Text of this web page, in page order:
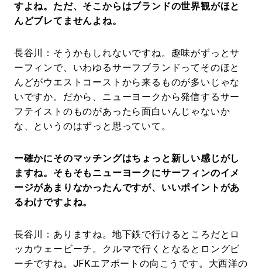
すよね。ただ、そこからはブランドの世界観がほと
んどブレてませんよね。
長谷川：そうかもしれないですね。趣味がずっとサ
ーフィンで、いわゆるサーフブランドってそのほと
んどがウエストコーストから来るものが多いじゃな
いですか。だから、ニューヨークから発信するサー
フテイストのものがあったら面白いんじゃないか
な、というのはずっと思っていて。
ー確かにそのマッチングはちょっと新しい感じがし
ますね。そもそもニューヨークにサーフィンのイメ
ージがあまりなかったんですが、いいポイントがあ
るわけですよね。
長谷川：ありますね。地下鉄で行けるところだとロ
ッカウェービーチ。クルマで行くとなるとロングビ
ーチですね。JFKエアポートの向こうです。大西洋の